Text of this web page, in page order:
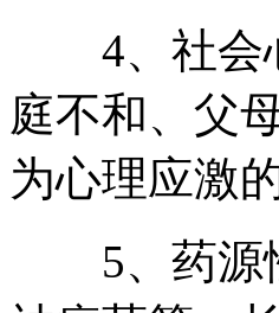
4、社会心
庭不和、父
为心理应激
5、药源性